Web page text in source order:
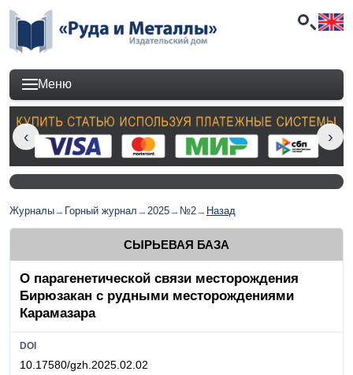
Меню
Журналы→ Горный журнал →2025→ №2→ Назад
СЫРЬЕВАЯ БАЗА
О парагенетической связи месторождения
Бирюзакан с рудными месторождениями
Карамазара
DOI
10.17580/gzh.2025.02.02